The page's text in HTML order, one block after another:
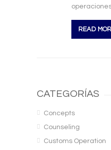
READ
CATEGORÍAS
Concepts
Counseling
Customs Operation